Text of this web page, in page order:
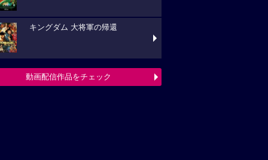
キングダム 大将軍の帰還
動画配信作品をチェック